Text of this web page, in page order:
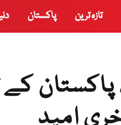
تازہ ترین پاکستان